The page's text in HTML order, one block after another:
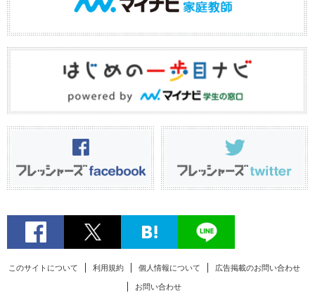
このサイトについて 利用規約 個人情報について 広告掲載のお問い合わせ
お問い合わせ